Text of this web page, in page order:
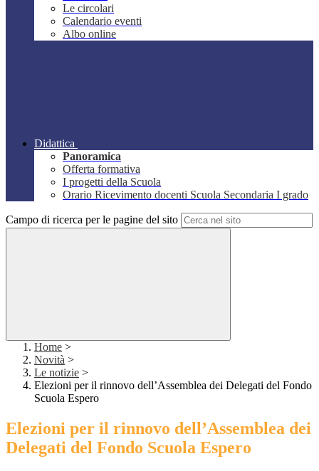
Le circolari
Calendario eventi
Albo online
Didattica
Panoramica
Offerta formativa
I progetti della Scuola
Orario Ricevimento docenti Scuola Secondaria I grado
Campo di ricerca per le pagine del sito
Home >
Novità >
Le notizie >
Elezioni per il rinnovo dell’Assemblea dei Delegati del Fondo
Scuola Espero
Elezioni per il rinnovo dell’Assemblea dei
Delegati del Fondo Scuola Espero